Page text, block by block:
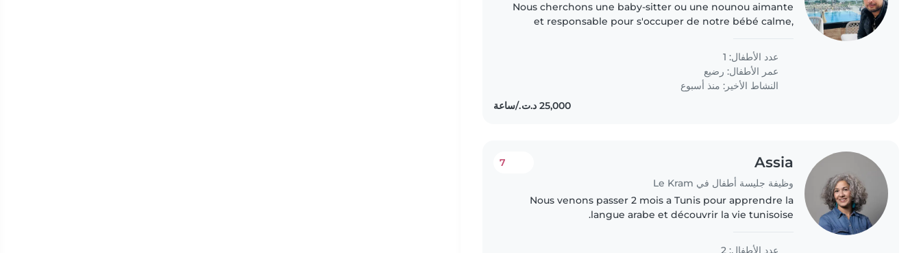
Nous cherchons une baby-sitter ou une nounou aimante
et responsable pour s'occuper de notre bébé calme,
Notre famille parle..
عدد الأطفال: 1
عمر الأطفال: رضيع
النشاط الأخير: منذ أسبوع
Assia
وظيفة جليسة أطفال في Le Kram
7
Nous venons passer 2 mois a Tunis pour apprendre la
langue arabe et découvrir la vie tunisoise.
عدد الأطفال: 2